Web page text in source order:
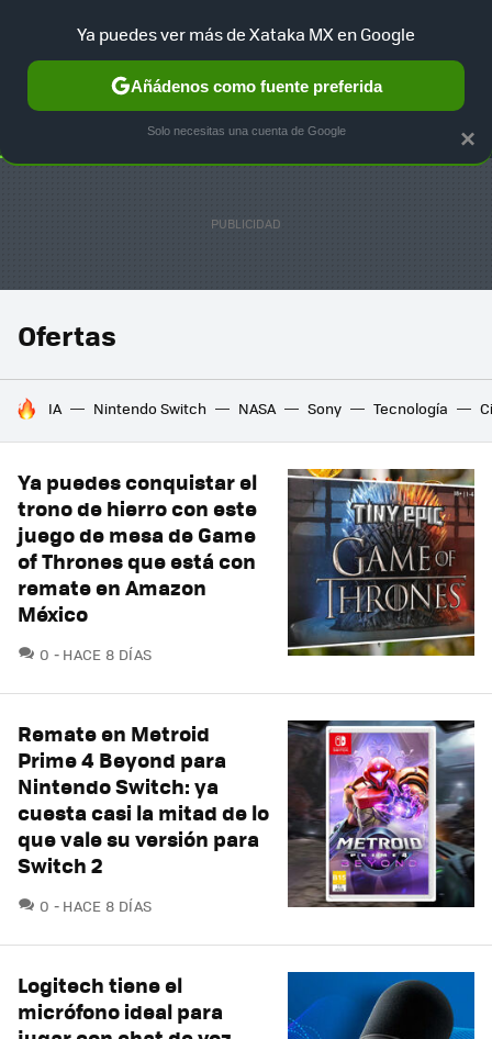
SELECCIÓN GAMING HOME AUTO TERRITORIO
Ofertas
HOY SE HABLA DE
IA Nintendo Switch NASA Sony Tecnología
Ya puedes conquistar el
trono de hierro con este
juego de mesa de Game
of Thrones que está con
remate en Amazon
México
0 COMENTARIOS
HACE 8 DÍAS
Remate en Metroid
Prime 4 Beyond para
Nintendo Switch: ya
cuesta casi la mitad de lo
que vale su versión para
Switch 2
0 COMENTARIOS
HACE 8 DÍAS
Logitech tiene el
micrófono ideal para
×
Ya puedes ver más de Xataka MX en Google
Añádenos como fuente preferida
Solo necesitas una cuenta de Google